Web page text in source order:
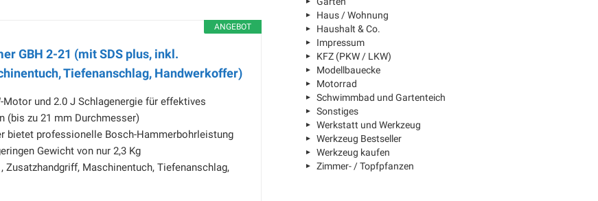
ANGEBOT
GBH 2-21 (mit SDS plus, inkl.
Tiefenanschlag, Handwerkoffer)
Motor und 2.0 J Schlagenergie für effektives
(bis zu 21 mm Durchmesser)
bietet professionelle Bosch-Hammerbohrleistung
Gewicht von nur 2,3 Kg
Zusatzhandgriff, Maschinentuch, Tiefenanschlag,
Haus / Wohnung
Haushalt & Co.
Impressum
KFZ (PKW / LKW)
Modellbauecke
Motorrad
Schwimmbad und Gartenteich
Sonstiges
Werkstatt und Werkzeug
Werkzeug Bestseller
Werkzeug kaufen
Zimmer- / Topfpfanzen